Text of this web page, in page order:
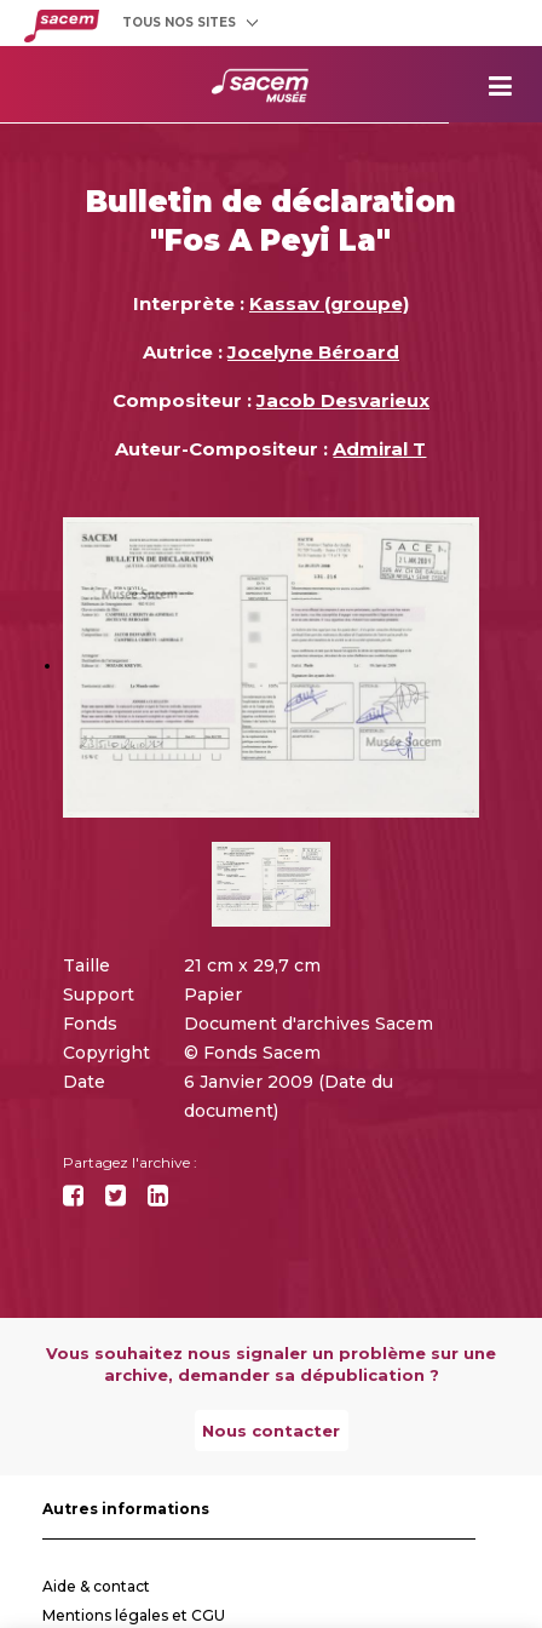
TOUS NOS SITES
Bulletin de déclaration
"Fos A Peyi La"
Interprète : Kassav (groupe)
Autrice :Jocelyne Béroard
Compositeur : Jacob Desvarieux
Auteur-Compositeur : Admiral T
Taille
21 cm x 29,7 cm
Support
Papier
Fonds
Document d'archives Sacem
Copyright
© Fonds Sacem
Date
6 Janvier 2009 (Date du
document)
Partagez l'archive :
Vous souhaitez nous signaler un problème sur une
archive, demander sa dépublication ?
Nous contacter
Autres informations
Aide & contact
Mentions légales et CGU